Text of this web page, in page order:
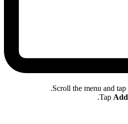
Scroll the menu and tap
.
Tap Add